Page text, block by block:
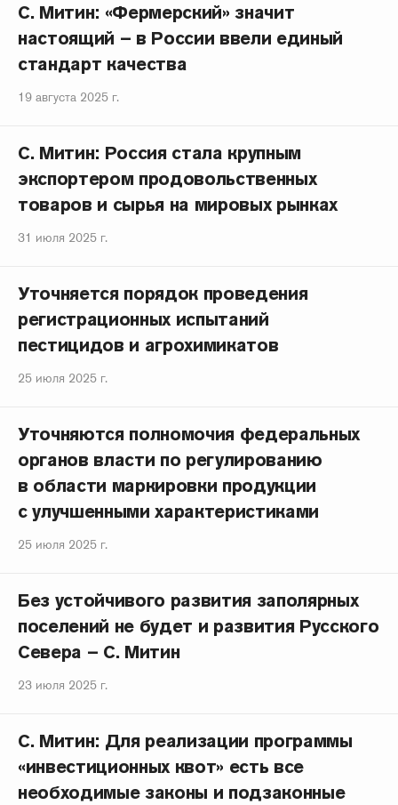
С. Митин: «Фермерский» значит
настоящий – в России ввели единый
стандарт качества
19 августа 2025 г.
С. Митин: Россия стала крупным
экспортером продовольственных
товаров и сырья на мировых рынках
31 июля 2025 г.
Уточняется порядок проведения
регистрационных испытаний
пестицидов и агрохимикатов
25 июля 2025 г.
Уточняются полномочия федеральных
органов власти по регулированию
в области маркировки продукции
с улучшенными характеристиками
25 июля 2025 г.
Без устойчивого развития заполярных
поселений не будет и развития Русского
Севера – С. Митин
23 июля 2025 г.
С. Митин: Для реализации программы
«инвестиционных квот» есть все
необходимые законы и подзаконные